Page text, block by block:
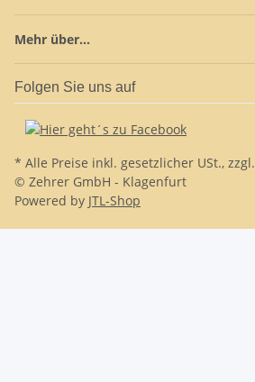
Mehr über...
Folgen Sie uns auf
* Alle Preise inkl. gesetzlicher USt., zzgl.
© Zehrer GmbH - Klagenfurt
Powered by JTL-Shop